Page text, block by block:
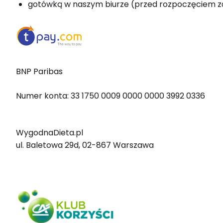
gotówką w naszym biurze (przed rozpoczęciem
BNP Paribas
Numer konta: 33 1750 0009 0000 0000 3992 0336
WygodnaDieta.pl
ul. Baletowa 29d, 02-867 Warszawa